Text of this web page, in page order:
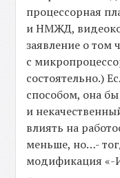
процессорная
и НМЖД,
заявление о том
с
состоятельно.)
способом, она
и
влиять на
меньше, но…-
модификация «-